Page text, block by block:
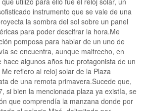
instrumento que se vale de una
la sombra del sol sobre un panel
para poder descifrar la hora.Me
pomposa para hablar de un uno de
se encuentra, aunque maltrecho, en
algunos años fue protagonista de un
refiero al reloj solar de la Plaza
de una remota primavera.Sucede que,
si bien la mencionada plaza ya existía, se
que comprendía la manzana donde por